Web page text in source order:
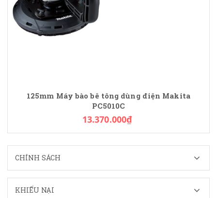
125mm Máy bào bê tông dùng điện Makita
PC5010C
13.370.000₫
CHÍNH SÁCH
KHIẾU NẠI